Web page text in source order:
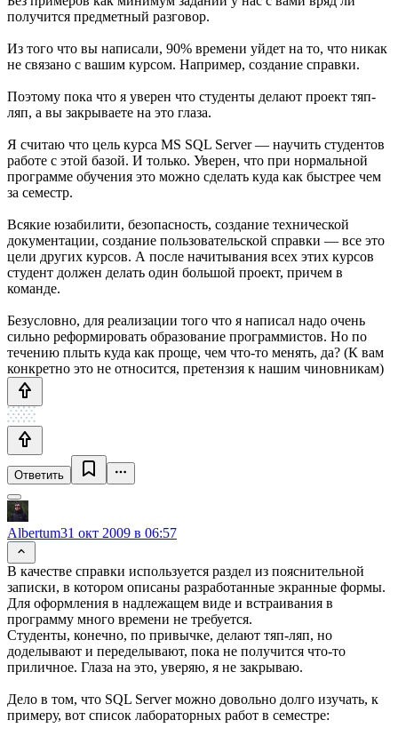
получится предметный разговор.
Из того что вы написали, 90% времени уйдет на то, что никак
не связано с вашим курсом. Например, создание справки.
Поэтому пока что я уверен что студенты делают проект тяп-
ляп, а вы закрываете на это глаза.
Я считаю что цель курса MS SQL Server — научить студентов
работе с этой базой. И только. Уверен, что при нормальной
программе обучения это можно сделать куда как быстрее чем
за семестр.
Всякие юзабилити, безопасность, создание технической
документации, создание пользовательской справки — все это
цели других курсов. А после начитывания всех этих курсов
студент должен делать один большой проект, причем в
команде.
Безусловно, для реализации того что я написал надо очень
сильно реформировать образование программистов. Но по
течению плыть куда как проще, чем что-то менять, да? (К вам
конкретно это не относится, претензия к нашим чиновникам)
Ответить
Albertum31 окт 2009 в 06:57
В качестве справки используется раздел из пояснительной
записки, в котором описаны разработанные экранные формы.
Для оформления в надлежащем виде и встраивания в
программу много времени не требуется.
Студенты, конечно, по привычке, делают тяп-ляп, но
доделывают и переделывают, пока не получится что-то
приличное. Глаза на это, уверяю, я не закрываю.
Дело в том, что SQL Server можно довольно долго изучать, к
примеру, вот список лабораторных работ в семестре: